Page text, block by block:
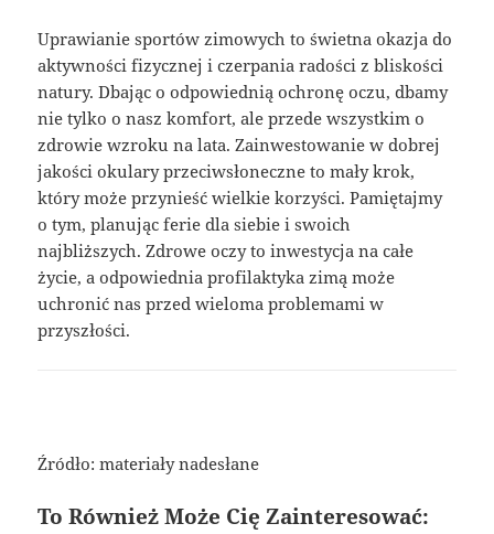
Uprawianie sportów zimowych to świetna okazja do
aktywności fizycznej i czerpania radości z bliskości
natury. Dbając o odpowiednią ochronę oczu, dbamy
nie tylko o nasz komfort, ale przede wszystkim o
zdrowie wzroku na lata. Zainwestowanie w dobrej
jakości okulary przeciwsłoneczne to mały krok,
który może przynieść wielkie korzyści. Pamiętajmy
o tym, planując ferie dla siebie i swoich
najbliższych. Zdrowe oczy to inwestycja na całe
życie, a odpowiednia profilaktyka zimą może
uchronić nas przed wieloma problemami w
przyszłości.
Źródło: materiały nadesłane
To Również Może Cię Zainteresować: